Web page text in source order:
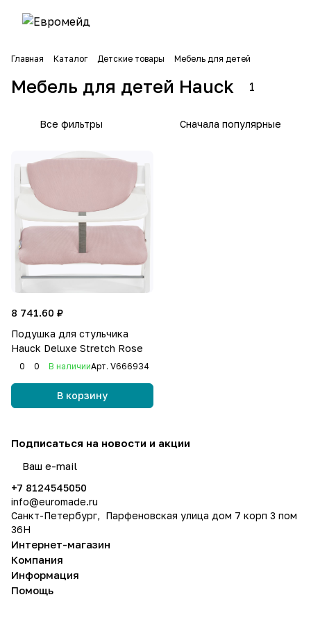
Главная Каталог Детские товары Мебель для детей
Мебель для детей Hauck 1
Все фильтры Сначала популярные
8 741.60 ₽
Подушка для стульчика
Hauck Deluxe Stretch Rose
0 0 В наличииАрт. V666934
В корзину
Подписаться на новости и акции
+7 8124545050
info@euromade.ru
Санкт-Петербург, Парфеновская улица дом 7 корп 3 пом
36Н
Интернет-магазин
Компания
Информация
Помощь